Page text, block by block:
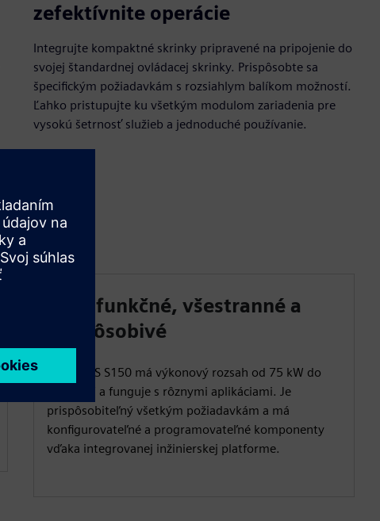
zefektívnite operácie
Integrujte kompaktné skrinky pripravené na pripojenie do
svojej štandardnej ovládacej skrinky. Prispôsobte sa
špecifickým požiadavkám s rozsiahlym balíkom možností.
Ľahko pristupujte ku všetkým modulom zariadenia pre
vysokú šetrnosť služieb a jednoduché používanie.
Multifunkčné, všestranné a
prispôsobivé
SINAMICS S150 má výkonový rozsah od 75 kW do
1200 kW a funguje s rôznymi aplikáciami. Je
prispôsobiteľný všetkým požiadavkám a má
konfigurovateľné a programovateľné komponenty
vďaka integrovanej inžinierskej platforme.